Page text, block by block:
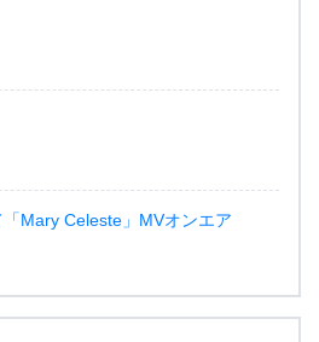
Mary Celeste」MVオンエア